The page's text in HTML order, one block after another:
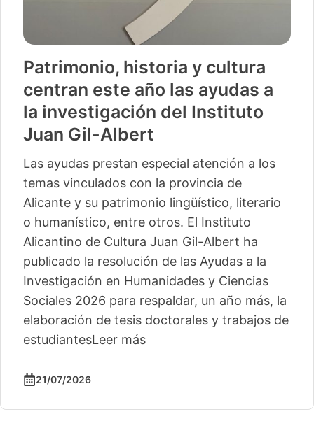
Patrimonio, historia y cultura
centran este año las ayudas a
la investigación del Instituto
Juan Gil-Albert
Las ayudas prestan especial atención a los
temas vinculados con la provincia de
Alicante y su patrimonio lingüístico, literario
o humanístico, entre otros. El Instituto
Alicantino de Cultura Juan Gil-Albert ha
publicado la resolución de las Ayudas a la
Investigación en Humanidades y Ciencias
Sociales 2026 para respaldar, un año más, la
elaboración de tesis doctorales y trabajos de
estudiantesLeer más
21/07/2026